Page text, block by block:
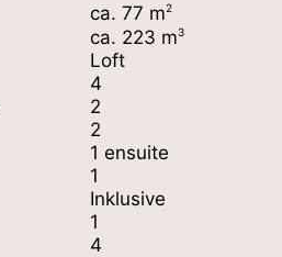
ca. 77 m2
ca. 223 m3
Loft
4
2
2
1 ensuite
1
Inklusive
1
4